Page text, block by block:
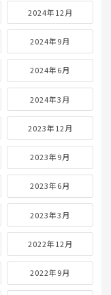
2024年12月
2024年9月
2024年6月
2024年3月
2023年12月
2023年9月
2023年6月
2023年3月
2022年12月
2022年9月